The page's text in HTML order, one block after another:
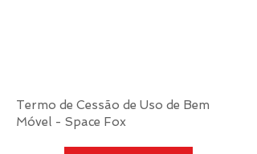
Termo de Cessão de Uso de Bem
Móvel - Space Fox